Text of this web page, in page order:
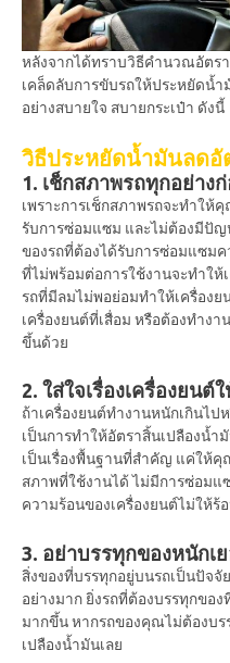
หลังจากได้ทราบวิธีคำนวณอัตร
เคล็ดลับการขับรถให้ประหยัดน้
อย่างสบายใจ สบายกระเป๋า ดังนี้
วิธีประหยัดน้ำมันลดอั
1. เช็กสภาพรถทุกอย่าง
เพราะการเช็กสภาพรถจะทำใ
รับการซ่อมแซม และไม่ต้องมีปั
ของรถที่ต้องได้รับการซ่อมแซมค
ที่ไม่พร้อมต่อการใช้งานจะทำให้
รถที่มีลมไม่พอย่อมทำให้เครื่อง
เครื่องยนต์ที่เสื่อม หรือต้องทำง
ขึ้นด้วย
2. ใส่ใจเรื่องเครื่องยนต์
ถ้าเครื่องยนต์ทำงานหนักเกินไป
เป็นการทำให้อัตราสิ้นเปลืองน้ำ
เป็นเรื่องพื้นฐานที่สำคัญ แค่ให้คุ
สภาพที่ใช้งานได้ ไม่มีการซ่อมแ
ความร้อนของเครื่องยนต์ไม่ให้ร้
3. อย่าบรรทุกของหนักเ
สิ่งของที่บรรทุกอยู่บนรถเป็นปัจ
อย่างมาก ยิ่งรถที่ต้องบรรทุกขอ
มากขึ้น หากรถของคุณไม่ต้องบร
เปลืองน้ำมันเลย